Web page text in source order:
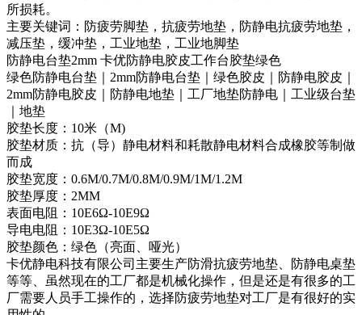
所损耗。
主要关键词：防疲劳脚垫，抗疲劳地垫，防静电抗疲劳地垫，
减压垫，缓冲垫，工业地垫，工业地脚垫
防静电台垫2mm 卡优防静电胶皮工作台胶垫绿色
绿色防静电台垫｜2mm防静电台垫｜绿色胶皮｜防静电胶皮｜
2mm防静电胶皮｜防静电地垫｜工厂地垫防静电｜工业级台垫
｜地垫
胶垫长度：10米（M)
胶垫材质：抗（导）静电材料和耗散静电材料合成橡胶等制做
而成
胶垫宽度：0.6M/0.7M/0.8M/0.9M/1M/1.2M
胶垫厚度：2MM
表面电阻：10E6Ω-10E9Ω
导电电阻：10E3Ω-10E5Ω
胶垫颜色：绿色（亮面、哑光）
卡优静电科技有限公司主要生产防滑抗疲劳地垫、防静电桌垫
等等、虽然现在的工厂都是机械化操作，但是还是有很多的工
厂需要人员手工操作的，选择防疲劳地垫对工厂是有很好的实